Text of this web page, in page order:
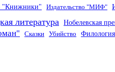
"Книжники" Издательство "МИФ"
литература Нобелевская
Сказки Убийство Филология